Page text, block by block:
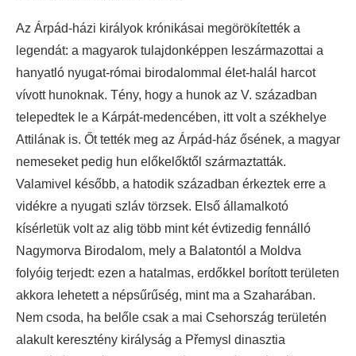
Az Árpád-házi királyok krónikásai megörökítették a
legendát: a magyarok tulajdonképpen leszármazottai a
hanyatló nyugat-római birodalommal élet-halál harcot
vívott hunoknak. Tény, hogy a hunok az V. században
telepedtek le a Kárpát-medencében, itt volt a székhelye
Attilának is. Őt tették meg az Árpád-ház ősének, a magyar
nemeseket pedig hun előkelőktől származtatták.
Valamivel később, a hatodik században érkeztek erre a
vidékre a nyugati szláv törzsek. Első államalkotó
kísérletük volt az alig több mint két évtizedig fennálló
Nagymorva Birodalom, mely a Balatontól a Moldva
folyóig terjedt: ezen a hatalmas, erdőkkel borított területen
akkora lehetett a népsűrűség, mint ma a Szaharában.
Nem csoda, ha belőle csak a mai Csehország területén
alakult keresztény királyság a Přemysl dinasztia